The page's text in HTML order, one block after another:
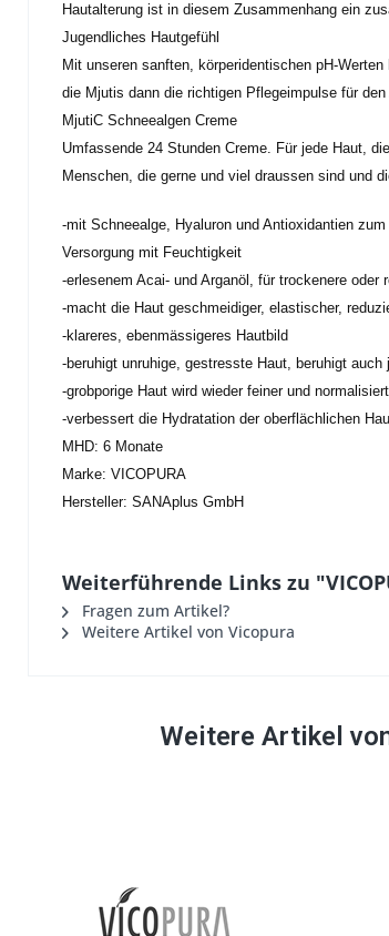
Hautalterung ist in diesem Zusammenhang ein
Jugendliches Hautgefühl
Mit unseren sanften, körperidentischen pH-
die Mjutis dann die richtigen Pflegeimpulse für
MjutiC Schneealgen Creme
Umfassende 24 Stunden Creme. Für jede Haut,
Menschen, die gerne und viel draussen sind und
-mit Schneealge, Hyaluron und Antioxidantien
Versorgung mit Feuchtigkeit
-erlesenem Acai- und Arganöl, für trockenere
-macht die Haut geschmeidiger, elastischer,
-klareres, ebenmässigeres Hautbild
-beruhigt unruhige, gestresste Haut, beruhigt
-grobporige Haut wird wieder feiner und
-verbessert die Hydratation der oberflächlichen
MHD: 6 Monate
Marke: VICOPURA
Hersteller: SANAplus GmbH
Weiterführende Links zu
Fragen zum Artikel?
Weitere Artikel von Vicopura
Weitere Artikel